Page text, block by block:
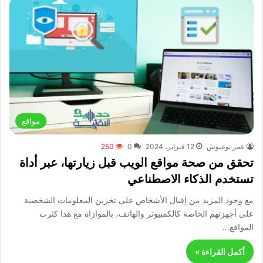
مواقع
عمر توعيوش 12 فبراير، 2024 0
250
تحقق من صحة مواقع الويب قبل زيارتها، عبر أداة
تستخدم الذكاء الاصطناعي
مع وجود المزيد من إقبال الأشخاص على تخزين المعلومات الشخصية
على أجهزتهم الخاصة كالكمبيوتر والهاتف، بالموازاة مع هذا كثرت
المواقع…
أكمل القراءة »